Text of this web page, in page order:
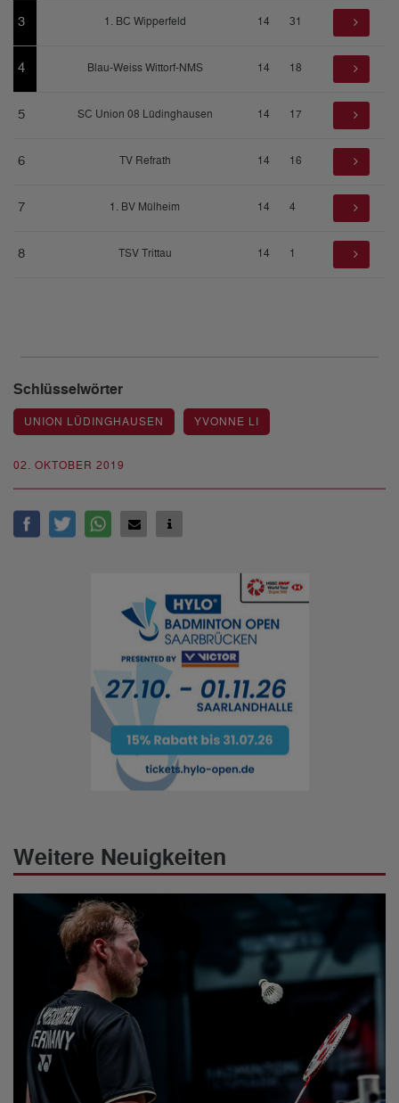
02. OKTOBER 2019
3 1. BC Wipperfeld 14 31
4 Blau-Weiss Wittorf-NMS 14 18
5 SC Union 08 Lüdinghausen 14 17
6 TV Refrath 14 16
7 1. BV Mülheim 14 4
8 TSV Trittau 14 1
Schlüsselwörter
UNION LÜDINGHAUSEN YVONNE LI
Weitere Neuigkeiten